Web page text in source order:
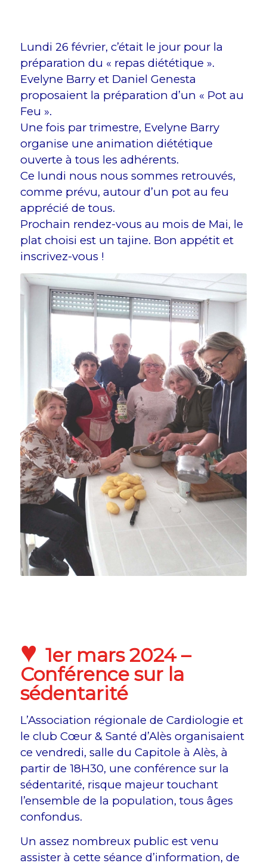
Lundi 26 février, c’était le jour pour la
préparation du « repas diététique ».
Evelyne Barry et Daniel Genesta
proposaient la préparation d’un « Pot au
Feu ».
Une fois par trimestre, Evelyne Barry
organise une animation diététique
ouverte à tous les adhérents.
Ce lundi nous nous sommes retrouvés,
comme prévu, autour d’un pot au feu
apprécié de tous.
Prochain rendez-vous au mois de Mai, le
plat choisi est un tajine. Bon appétit et
inscrivez-vous !
♥ 1er mars 2024 –
Conférence sur la
sédentarité
L’Association régionale de Cardiologie et
le club Cœur & Santé d’Alès organisaient
ce vendredi, salle du Capitole à Alès, à
partir de 18H30, une conférence sur la
sédentarité, risque majeur touchant
l’ensemble de la population, tous âges
confondus.
Un assez nombreux public est venu
assister à cette séance d’information, de